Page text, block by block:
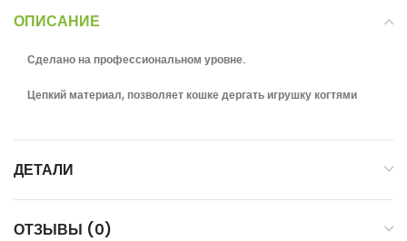
ОПИСАНИЕ
Сделано на профессиональном уровне.
Цепкий материал, позволяет кошке дергать игрушку когтями
ДЕТАЛИ
ОТЗЫВЫ (0)